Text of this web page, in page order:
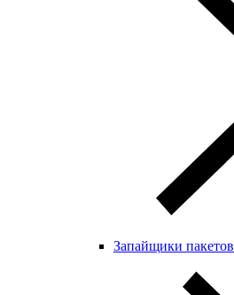
Запайщики пакетов